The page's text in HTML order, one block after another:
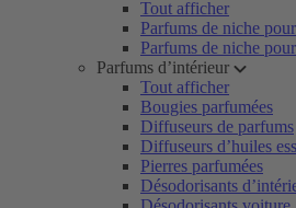
Tout afficher
Parfums de niche
Parfums de niche
Parfums d’intérieur
Tout afficher
Bougies parfumées
Diffuseurs de parfums
Diffuseurs d’huiles
Pierres parfumées
Désodorisants